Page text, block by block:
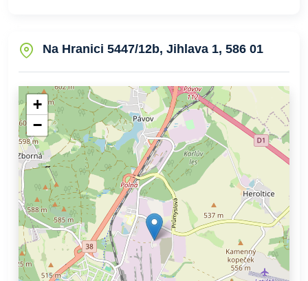
Na Hranici 5447/12b, Jihlava 1, 586 01
+
−